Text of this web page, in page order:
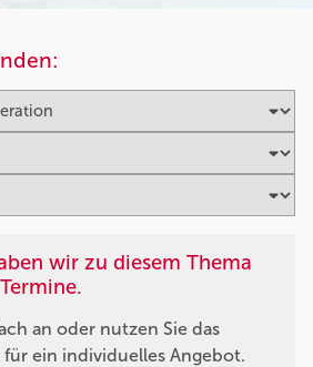
wir zu diesem Thema
an oder nutzen Sie das
ein individuelles Angebot.